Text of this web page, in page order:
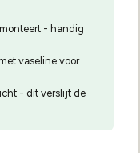
- handig
vaseline voor
- dit verslijt de